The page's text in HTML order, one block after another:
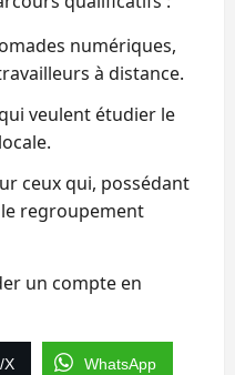
numériques,
à distance.
veulent étudier le
ceux qui, possédant
regroupement
un compte en
X WhatsApp